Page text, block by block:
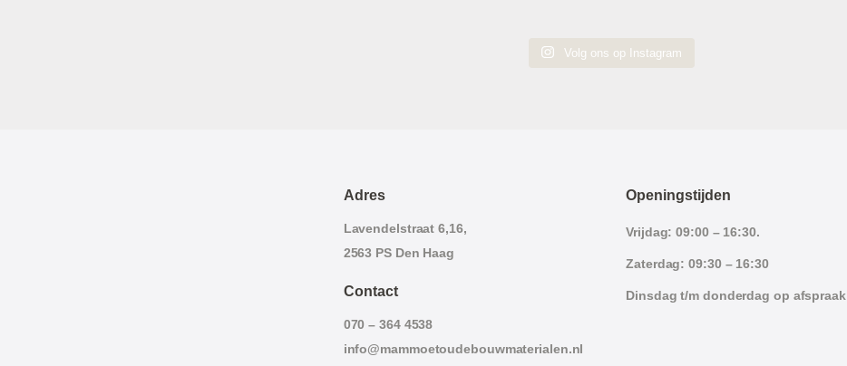
Volg ons op Instagram
Adres
Lavendelstraat 6,16,
2563 PS Den Haag
Contact
070 – 364 4538
info@mammoetoudebouwmaterialen.nl
Openingstijden
Vrijdag: 09:00 – 16:30.
Zaterdag: 09:30 – 16:30
Dinsdag t/m donderdag op afspraak